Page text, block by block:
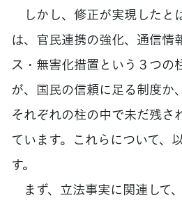
しかし、修正が実現したと
は、官民連携の強化、通信情
ス・無害化措置という３つの
が、国民の信頼に足る制度か
それぞれの柱の中で未だ残さ
ています。これらについて、
す。
まず、立法事実に関連して